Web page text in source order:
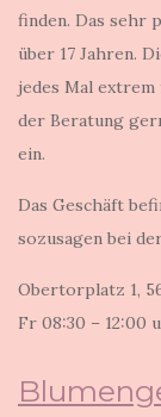
finden. Das sehr
über 17 Jahren.
jedes Mal
der Beratung
ein.
Das Geschäft
sozusagen bei
Obertorplatz 1,
Fr 08:30 – 12:00